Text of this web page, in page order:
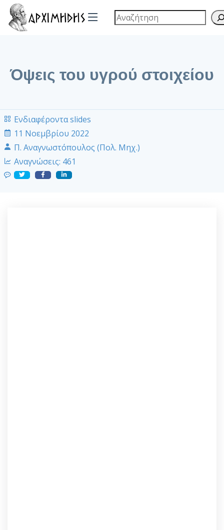
Όψεις του υγρού στοιχείου
Ενδιαφέροντα slides
11 Νοεμβρίου 2022
Π. Αναγνωστόπουλος (Πολ. Μηχ.)
Αναγνώσεις: 461